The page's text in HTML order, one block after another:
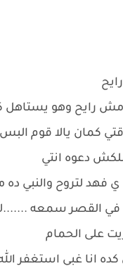
رايح وهو يستاهل
كمان يالا قوم البس
دعوه انتي
ي فهد لتروح والنبي
سمعه
على الحمام
انا غبي استغفر